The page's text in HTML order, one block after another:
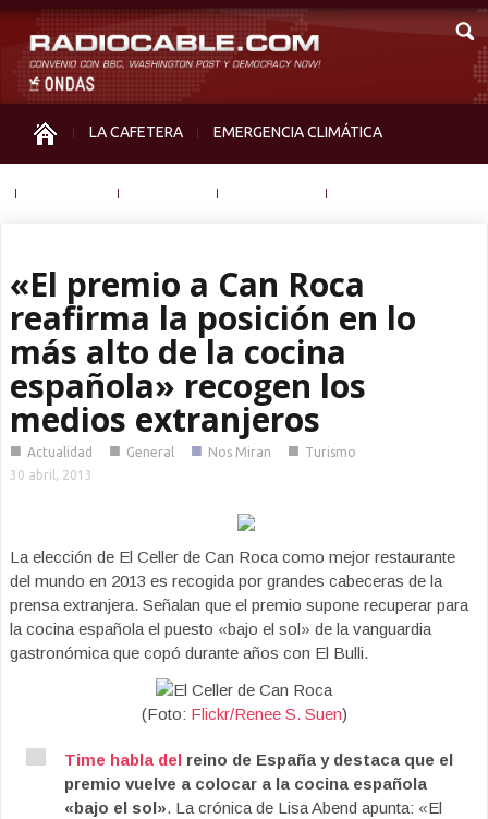
LA CAFETERA EMERGENCIA CLIMÁTICA
«El premio a Can Roca
reafirma la posición en lo
más alto de la cocina
española» recogen los
medios extranjeros
■ Actualidad ■ General ■ Nos Miran ■ Turismo
30 abril, 2013
La elección de El Celler de Can Roca como mejor restaurante
del mundo en 2013 es recogida por grandes cabeceras de la
prensa extranjera. Señalan que el premio supone recuperar para
la cocina española el puesto «bajo el sol» de la vanguardia
gastronómica que copó durante años con El Bulli.
(Foto: Flickr/Renee S. Suen)
Time habla del reino de España y destaca que el
premio vuelve a colocar a la cocina española
«bajo el sol». La crónica de Lisa Abend apunta: «El